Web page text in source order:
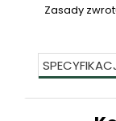
Zasady